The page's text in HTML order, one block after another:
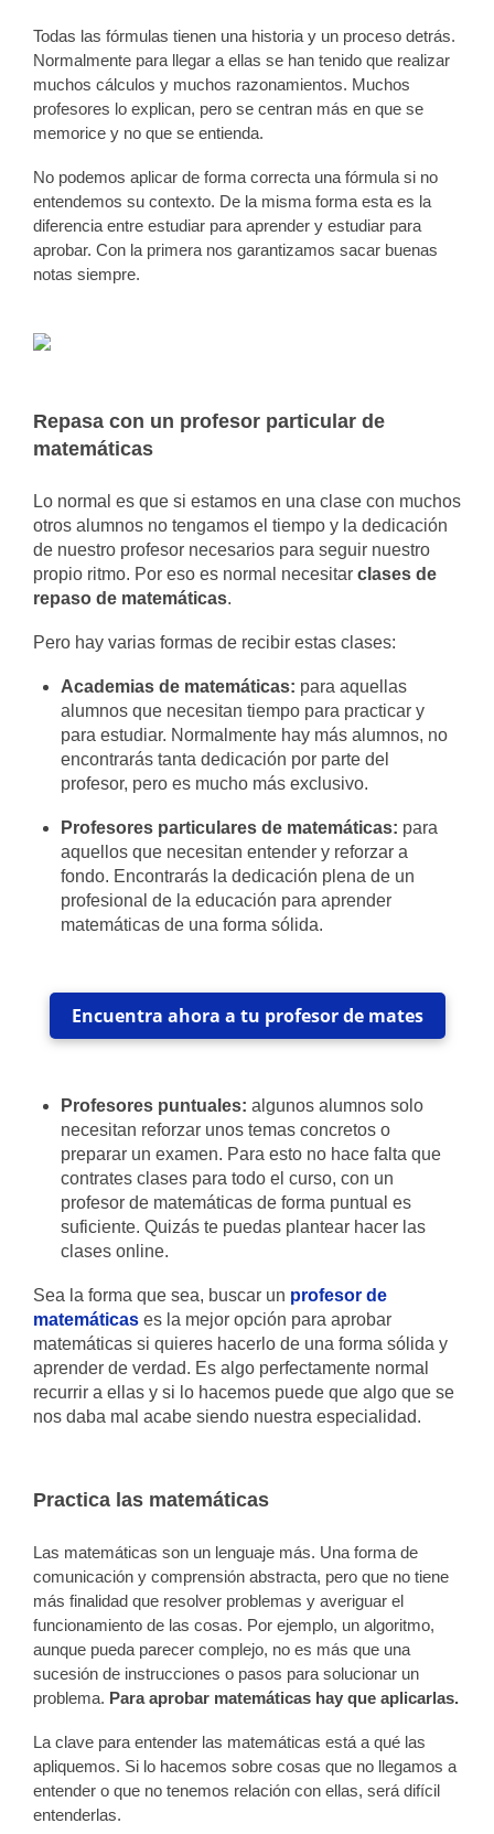
Todas las fórmulas tienen una historia y un proceso detrás.
Normalmente para llegar a ellas se han tenido que realizar
muchos cálculos y muchos razonamientos. Muchos
profesores lo explican, pero se centran más en que se
memorice y no que se entienda.
No podemos aplicar de forma correcta una fórmula si no
entendemos su contexto. De la misma forma esta es la
diferencia entre estudiar para aprender y estudiar para
aprobar. Con la primera nos garantizamos sacar buenas
notas siempre.
Repasa con un profesor particular de
matemáticas
Lo normal es que si estamos en una clase con muchos
otros alumnos no tengamos el tiempo y la dedicación
de nuestro profesor necesarios para seguir nuestro
propio ritmo. Por eso es normal necesitar clases de
repaso de matemáticas.
Pero hay varias formas de recibir estas clases:
Academias de matemáticas: para aquellas
alumnos que necesitan tiempo para practicar y
para estudiar. Normalmente hay más alumnos, no
encontrarás tanta dedicación por parte del
profesor, pero es mucho más exclusivo.
Profesores particulares de matemáticas: para
aquellos que necesitan entender y reforzar a
fondo. Encontrarás la dedicación plena de un
profesional de la educación para aprender
matemáticas de una forma sólida.
Encuentra ahora a tu profesor de mates
Profesores puntuales: algunos alumnos solo
necesitan reforzar unos temas concretos o
preparar un examen. Para esto no hace falta que
contrates clases para todo el curso, con un
profesor de matemáticas de forma puntual es
suficiente. Quizás te puedas plantear hacer las
clases online.
Sea la forma que sea, buscar un profesor de
matemáticas es la mejor opción para aprobar
matemáticas si quieres hacerlo de una forma sólida y
aprender de verdad. Es algo perfectamente normal
recurrir a ellas y si lo hacemos puede que algo que se
nos daba mal acabe siendo nuestra especialidad.
Practica las matemáticas
Las matemáticas son un lenguaje más. Una forma de
comunicación y comprensión abstracta, pero que no tiene
más finalidad que resolver problemas y averiguar el
funcionamiento de las cosas. Por ejemplo, un algoritmo,
aunque pueda parecer complejo, no es más que una
sucesión de instrucciones o pasos para solucionar un
problema. Para aprobar matemáticas hay que aplicarlas.
La clave para entender las matemáticas está a qué las
apliquemos. Si lo hacemos sobre cosas que no llegamos a
entender o que no tenemos relación con ellas, será difícil
entenderlas.